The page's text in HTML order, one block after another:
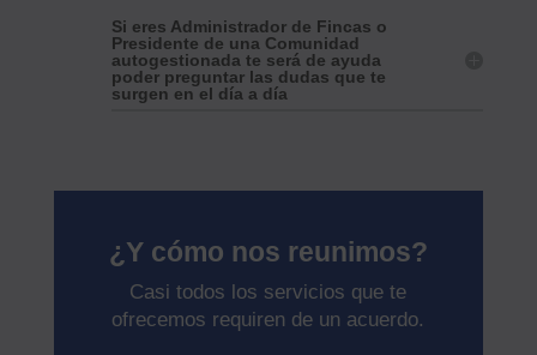
Si eres Administrador de Fincas o
Presidente de una Comunidad
autogestionada te será de ayuda
poder preguntar las dudas que te
surgen en el día a día
¿Y cómo nos reunimos?
Casi todos los servicios que te
ofrecemos requiren de un acuerdo.